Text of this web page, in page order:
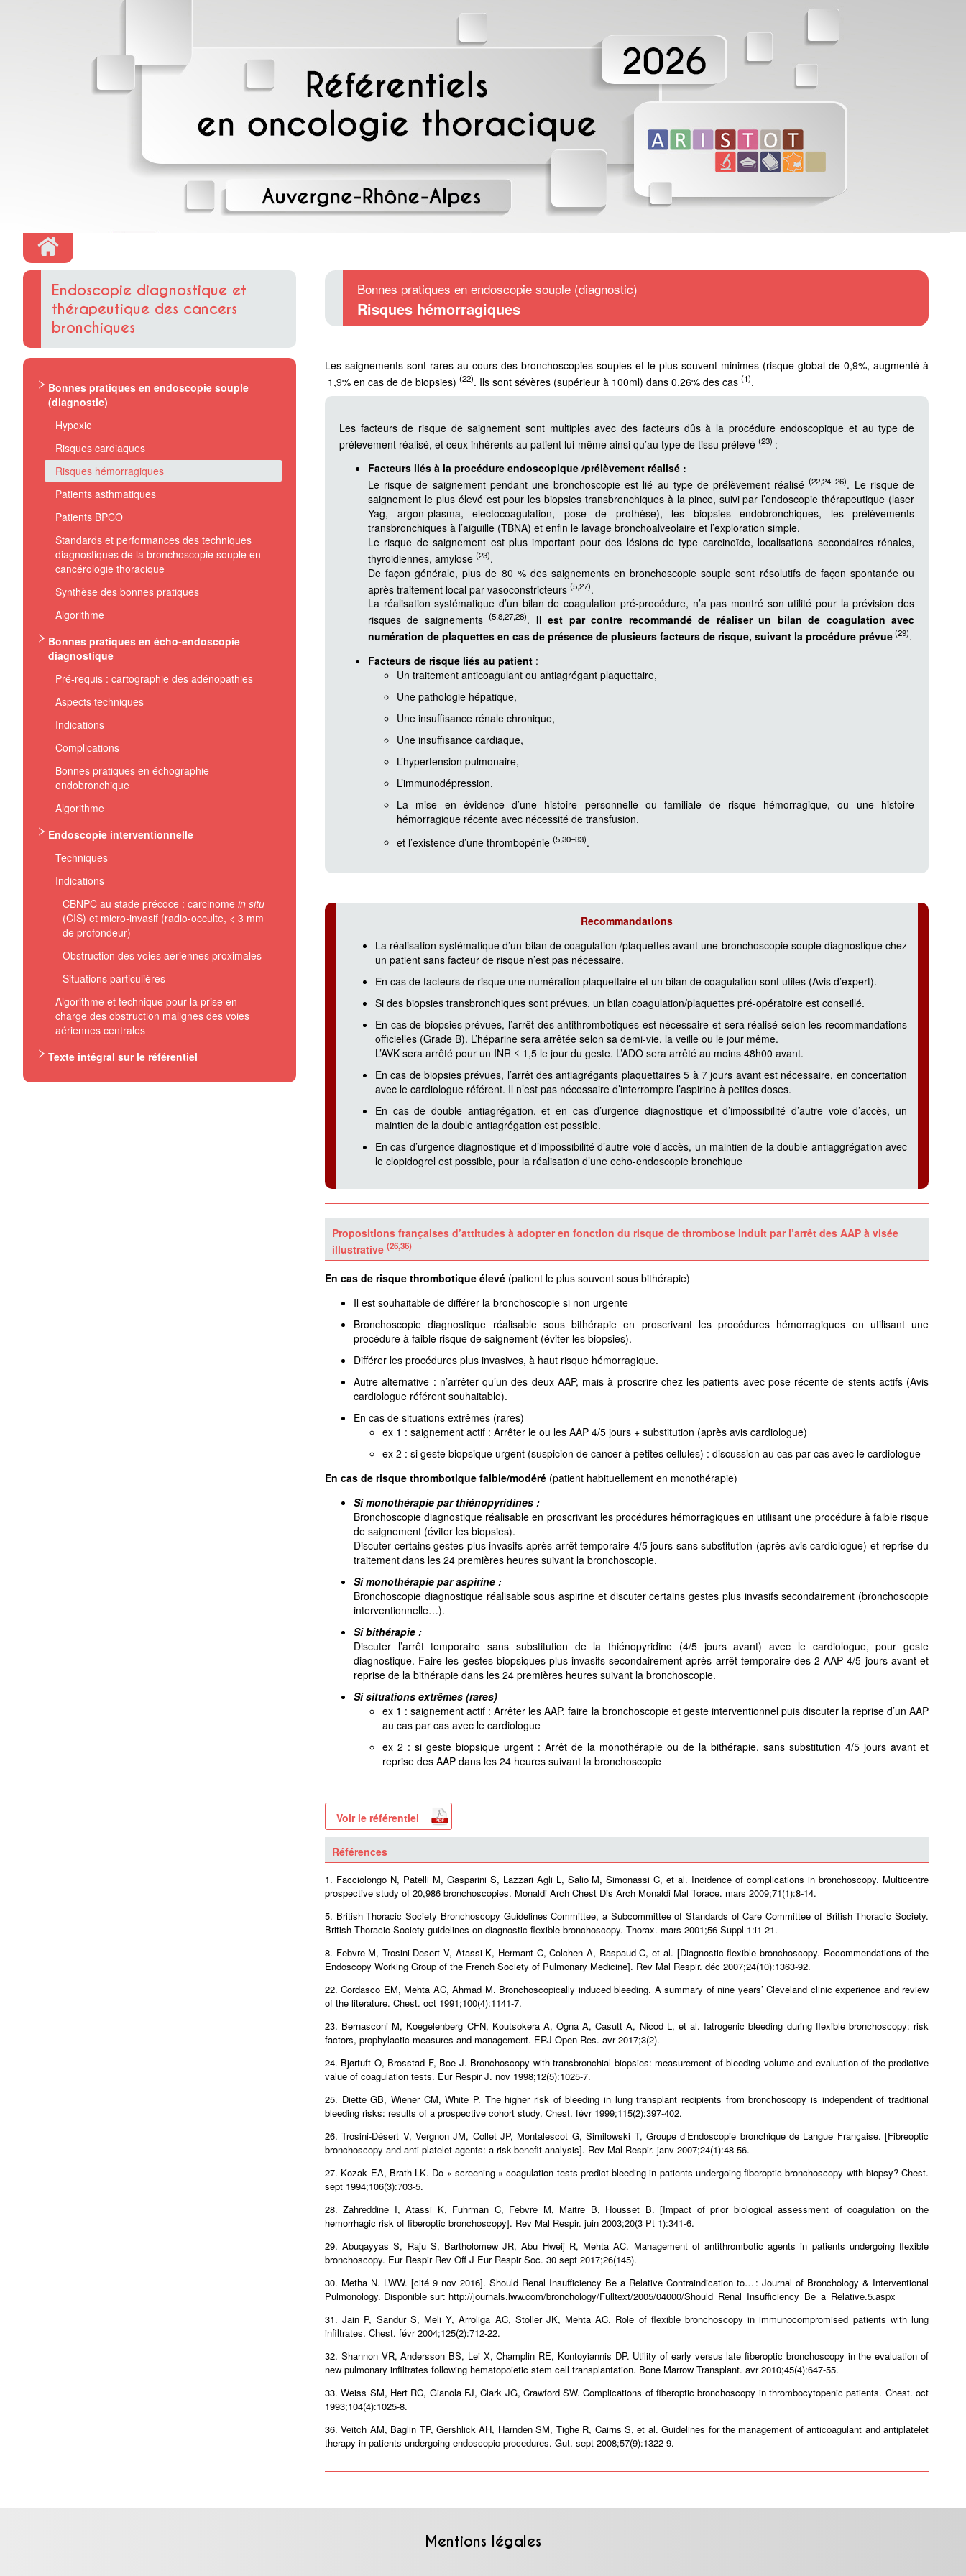
Endoscopie diagnostique et
thérapeutique des cancers
bronchiques
Bonnes pratiques en endoscopie souple
(diagnostic)
Hypoxie
Risques cardiaques
Risques hémorragiques
Patients asthmatiques
Patients BPCO
Standards et performances des techniques
diagnostiques de la bronchoscopie souple en
cancérologie thoracique
Synthèse des bonnes pratiques
Algorithme
Bonnes pratiques en écho-endoscopie
diagnostique
Pré-requis : cartographie des adénopathies
Aspects techniques
Indications
Complications
Bonnes pratiques en échographie
endobronchique
Algorithme
Endoscopie interventionnelle
Techniques
Indications
CBNPC au stade précoce : carcinome in situ
(CIS) et micro‐invasif (radio‐occulte, < 3 mm
de profondeur)
Obstruction des voies aériennes proximales
Situations particulières
Algorithme et technique pour la prise en
charge des obstruction malignes des voies
aériennes centrales
Texte intégral sur le référentiel
Bonnes pratiques en endoscopie souple (diagnostic)
Risques hémorragiques
Les saignements sont rares au cours des bronchoscopies souples et le plus souvent minimes (risque global de 0,9%, augmenté à
1,9% en cas de de biopsies) (22). Ils sont sévères (supérieur à 100ml) dans 0,26% des cas (1).
Les facteurs de risque de saignement sont multiples avec des facteurs dûs à la procédure endoscopique et au type de
prélevement réalisé, et ceux inhérents au patient lui-même ainsi qu’au type de tissu prélevé (23) :
Facteurs liés à la procédure endoscopique /prélèvement réalisé :
Le risque de saignement pendant une bronchoscopie est lié au type de prélèvement réalisé(22,24–26). Le risque de
saignement le plus élevé est pour les biopsies transbronchiques à la pince, suivi par l’endoscopie thérapeutique (laser
Yag, argon-plasma, electocoagulation, pose de prothèse), les biopsies endobronchiques, les prélèvements
transbronchiques à l’aiguille (TBNA) et enfin le lavage bronchoalveolaire et l’exploration simple.
Le risque de saignement est plus important pour des lésions de type carcinoïde, localisations secondaires rénales,
thyroidiennes, amylose (23).
De façon générale, plus de 80 % des saignements en bronchoscopie souple sont résolutifs de façon spontanée ou
après traitement local par vasoconstricteurs (5,27).
La réalisation systématique d’un bilan de coagulation pré-procédure, n’a pas montré son utilité pour la prévision des
risques de saignements(5,8,27,28). Il est par contre recommandé de réaliser un bilan de coagulation avec
numération de plaquettes en cas de présence de plusieurs facteurs de risque, suivant la procédure prévue(29).
Facteurs de risque liés au patient :
Un traitement anticoagulant ou antiagrégant plaquettaire,
Une pathologie hépatique,
Une insuffisance rénale chronique,
Une insuffisance cardiaque,
L’hypertension pulmonaire,
L’immunodépression,
La mise en évidence d’une histoire personnelle ou familiale de risque hémorragique, ou une histoire
hémorragique récente avec nécessité de transfusion,
et l’existence d’une thrombopénie (5,30–33).
Recommandations
La réalisation systématique d’un bilan de coagulation /plaquettes avant une bronchoscopie souple diagnostique chez
un patient sans facteur de risque n’est pas nécessaire.
En cas de facteurs de risque une numération plaquettaire et un bilan de coagulation sont utiles (Avis d’expert).
Si des biopsies transbronchiques sont prévues, un bilan coagulation/plaquettes pré-opératoire est conseillé.
En cas de biopsies prévues, l’arrêt des antithrombotiques est nécessaire et sera réalisé selon les recommandations
officielles (Grade B). L’héparine sera arrêtée selon sa demi-vie, la veille ou le jour même.
L’AVK sera arrêté pour un INR ≤ 1,5 le jour du geste. L’ADO sera arrêté au moins 48h00 avant.
En cas de biopsies prévues, l’arrêt des antiagrégants plaquettaires 5 à 7 jours avant est nécessaire, en concertation
avec le cardiologue référent. Il n’est pas nécessaire d’interrompre l’aspirine à petites doses.
En cas de double antiagrégation, et en cas d’urgence diagnostique et d’impossibilité d’autre voie d’accès, un
maintien de la double antiagrégation est possible.
En cas d’urgence diagnostique et d’impossibilité d’autre voie d’accès, un maintien de la double antiaggrégation avec
le clopidogrel est possible, pour la réalisation d’une echo-endoscopie bronchique
Propositions françaises d’attitudes à adopter en fonction du risque de thrombose induit par l’arrêt des AAP à visée
illustrative (26,36)
En cas de risque thrombotique élevé (patient le plus souvent sous bithérapie)
Il est souhaitable de différer la bronchoscopie si non urgente
Bronchoscopie diagnostique réalisable sous bithérapie en proscrivant les procédures hémorragiques en utilisant une
procédure à faible risque de saignement (éviter les biopsies).
Différer les procédures plus invasives, à haut risque hémorragique.
Autre alternative : n’arrêter qu’un des deux AAP, mais à proscrire chez les patients avec pose récente de stents actifs (Avis
cardiologue référent souhaitable).
En cas de situations extrêmes (rares)
ex 1 : saignement actif : Arrêter le ou les AAP 4/5 jours + substitution (après avis cardiologue)
ex 2 : si geste biopsique urgent (suspicion de cancer à petites cellules) : discussion au cas par cas avec le cardiologue
En cas de risque thrombotique faible/modéré (patient habituellement en monothérapie)
Si monothérapie par thiénopyridines :
Bronchoscopie diagnostique réalisable en proscrivant les procédures hémorragiques en utilisant une procédure à faible risque
de saignement (éviter les biopsies).
Discuter certains gestes plus invasifs après arrêt temporaire 4/5 jours sans substitution (après avis cardiologue) et reprise du
traitement dans les 24 premières heures suivant la bronchoscopie.
Si monothérapie par aspirine :
Bronchoscopie diagnostique réalisable sous aspirine et discuter certains gestes plus invasifs secondairement (bronchoscopie
interventionnelle…).
Si bithérapie :
Discuter l’arrêt temporaire sans substitution de la thiénopyridine (4/5 jours avant) avec le cardiologue, pour geste
diagnostique. Faire les gestes biopsiques plus invasifs secondairement après arrêt temporaire des 2 AAP 4/5 jours avant et
reprise de la bithérapie dans les 24 premières heures suivant la bronchoscopie.
Si situations extrêmes (rares)
ex 1 : saignement actif : Arrêter les AAP, faire la bronchoscopie et geste interventionnel puis discuter la reprise d’un AAP
au cas par cas avec le cardiologue
ex 2 : si geste biopsique urgent : Arrêt de la monothérapie ou de la bithérapie, sans substitution 4/5 jours avant et
reprise des AAP dans les 24 heures suivant la bronchoscopie
Voir le référentiel
Références
1. Facciolongo N, Patelli M, Gasparini S, Lazzari Agli L, Salio M, Simonassi C, et al. Incidence of complications in bronchoscopy. Multicentre
prospective study of 20,986 bronchoscopies. Monaldi Arch Chest Dis Arch Monaldi Mal Torace. mars 2009;71(1):8‑14.
5. British Thoracic Society Bronchoscopy Guidelines Committee, a Subcommittee of Standards of Care Committee of British Thoracic Society.
British Thoracic Society guidelines on diagnostic flexible bronchoscopy. Thorax. mars 2001;56 Suppl 1:i1-21.
8. Febvre M, Trosini-Desert V, Atassi K, Hermant C, Colchen A, Raspaud C, et al. [Diagnostic flexible bronchoscopy. Recommendations of the
Endoscopy Working Group of the French Society of Pulmonary Medicine]. Rev Mal Respir. déc 2007;24(10):1363‑92.
22. Cordasco EM, Mehta AC, Ahmad M. Bronchoscopically induced bleeding. A summary of nine years’ Cleveland clinic experience and review
of the literature. Chest. oct 1991;100(4):1141‑7.
23. Bernasconi M, Koegelenberg CFN, Koutsokera A, Ogna A, Casutt A, Nicod L, et al. Iatrogenic bleeding during flexible bronchoscopy: risk
factors, prophylactic measures and management. ERJ Open Res. avr 2017;3(2).
24. Bjørtuft O, Brosstad F, Boe J. Bronchoscopy with transbronchial biopsies: measurement of bleeding volume and evaluation of the predictive
value of coagulation tests. Eur Respir J. nov 1998;12(5):1025‑7.
25. Diette GB, Wiener CM, White P. The higher risk of bleeding in lung transplant recipients from bronchoscopy is independent of traditional
bleeding risks: results of a prospective cohort study. Chest. févr 1999;115(2):397‑402.
26. Trosini-Désert V, Vergnon JM, Collet JP, Montalescot G, Similowski T, Groupe d’Endoscopie bronchique de Langue Française. [Fibreoptic
bronchoscopy and anti-platelet agents: a risk-benefit analysis]. Rev Mal Respir. janv 2007;24(1):48‑56.
27. Kozak EA, Brath LK. Do « screening » coagulation tests predict bleeding in patients undergoing fiberoptic bronchoscopy with biopsy? Chest.
sept 1994;106(3):703‑5.
28. Zahreddine I, Atassi K, Fuhrman C, Febvre M, Maitre B, Housset B. [Impact of prior biological assessment of coagulation on the
hemorrhagic risk of fiberoptic bronchoscopy]. Rev Mal Respir. juin 2003;20(3 Pt 1):341‑6.
29. Abuqayyas S, Raju S, Bartholomew JR, Abu Hweij R, Mehta AC. Management of antithrombotic agents in patients undergoing flexible
bronchoscopy. Eur Respir Rev Off J Eur Respir Soc. 30 sept 2017;26(145).
30. Metha N. LWW. [cité 9 nov 2016]. Should Renal Insufficiency Be a Relative Contraindication to… : Journal of Bronchology & Interventional
Pulmonology. Disponible sur: http://journals.lww.com/bronchology/Fulltext/2005/04000/Should_Renal_Insufficiency_Be_a_Relative.5.aspx
31. Jain P, Sandur S, Meli Y, Arroliga AC, Stoller JK, Mehta AC. Role of flexible bronchoscopy in immunocompromised patients with lung
infiltrates. Chest. févr 2004;125(2):712‑22.
32. Shannon VR, Andersson BS, Lei X, Champlin RE, Kontoyiannis DP. Utility of early versus late fiberoptic bronchoscopy in the evaluation of
new pulmonary infiltrates following hematopoietic stem cell transplantation. Bone Marrow Transplant. avr 2010;45(4):647‑55.
33. Weiss SM, Hert RC, Gianola FJ, Clark JG, Crawford SW. Complications of fiberoptic bronchoscopy in thrombocytopenic patients. Chest. oct
1993;104(4):1025‑8.
36. Veitch AM, Baglin TP, Gershlick AH, Harnden SM, Tighe R, Cairns S, et al. Guidelines for the management of anticoagulant and antiplatelet
therapy in patients undergoing endoscopic procedures. Gut. sept 2008;57(9):1322‑9.
Mentions légales